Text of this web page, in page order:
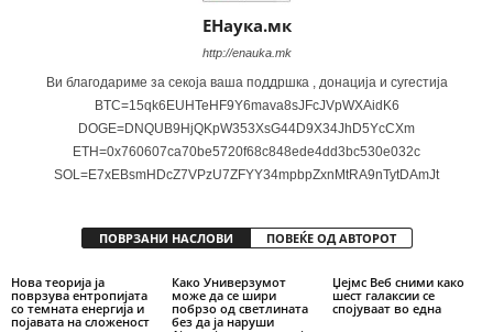
ЕНаука.мк
http://enauka.mk
Ви благодариме за секоја ваша поддршка , донација и сугестија
BTC=15qk6EUHTeHF9Y6mava8sJFcJVpWXAidK6
DOGE=DNQUB9HjQKpW353XsG44D9X34JhD5YcCXm
ETH=0x760607ca70be5720f68c848ede4dd3bc530e032c
SOL=E7xEBsmHDcZ7VPzU7ZFYY34mpbpZxnMtRA9nTytDAmJt
ПОВРЗАНИ НАСЛОВИ ПОВЕЌЕ ОД АВТОРОТ
Нова теорија ја
поврзува ентропијата
со темната енергија и
појавата на сложеност
Како Универзумот
може да се шири
побрзо од светлината
без да ја наруши
Џејмс Веб сними како
шест галаксии се
спојуваат во една